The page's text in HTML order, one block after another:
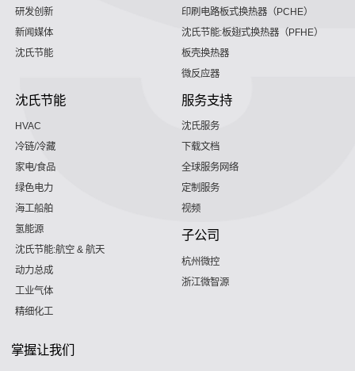
研发创新
新闻媒体
沈氏节能
印刷电路板式换热器（PCHE）
沈氏节能:板翅式换热器（PFHE）
板壳换热器
微反应器
沈氏节能
HVAC
冷链/冷藏
家电/食品
绿色电力
海工船舶
氢能源
沈氏节能:航空 & 航天
动力总成
工业气体
精细化工
服务支持
沈氏服务
下载文档
全球服务网络
定制服务
视频
子公司
杭州微控
浙江微智源
掌握让我们